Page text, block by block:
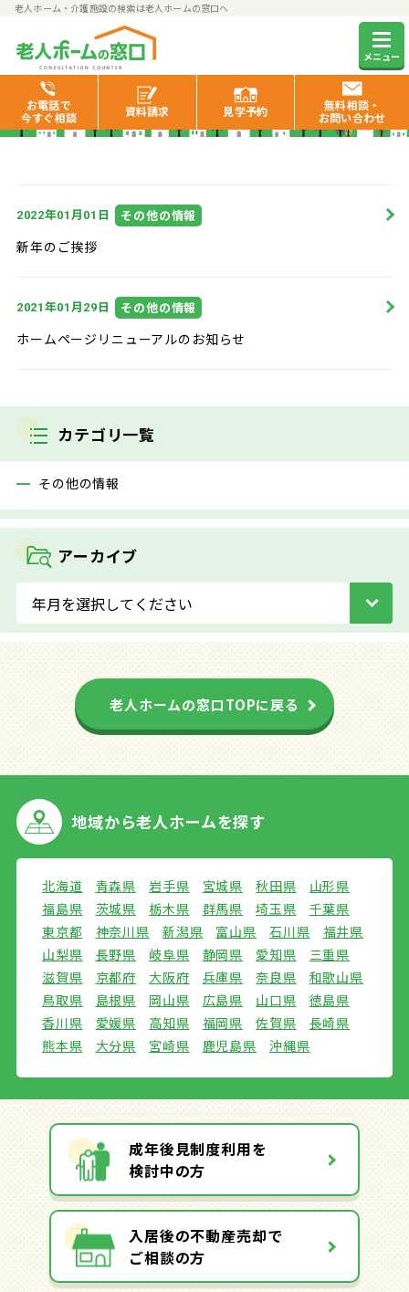
老人ホーム・介護施設の検索は老人ホームの窓口へ
メニュー
お電話で
今すぐ相談
資料請求 見学予約
無料相談・
お問い合わせ
お知らせ
2022年01 月 01 日 その他の情報
新年のご挨拶
2021 年01 月 29 日 その他の情報
ホームページリニューアルのお知らせ
カテゴリ一覧
その他の情報
アーカイブ
老人ホームの窓口TOPに戻る
地域から老人ホームを探す
北海道 青森県 岩手県 宮城県 秋田県
山形県
福島県
茨城県 栃木県 群馬県 埼玉県
千葉県
東京都
神奈川県 新潟県 富山県 石川県
福井県
山梨県
長野県 岐阜県 静岡県 愛知県
三重県
滋賀県
京都府 大阪府 兵庫県 奈良県
和歌山県
鳥取県
島根県 岡山県 広島県 山口県
徳島県
香川県
愛媛県 高知県 福岡県 佐賀県
長崎県
熊本県
大分県 宮崎県 鹿児島県 沖縄県
成年後見制度利用を
検討中の方
入居後の不動産売却で
ご相談の方